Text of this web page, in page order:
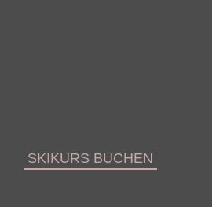
SKIKURS BUCHEN